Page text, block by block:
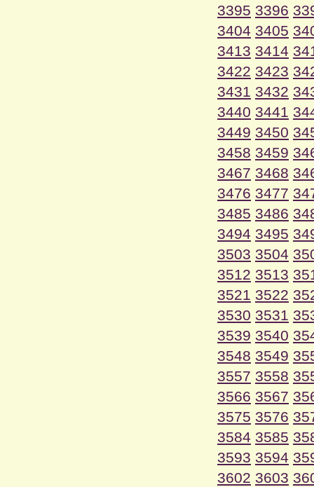
3395 3396
3404 3405
3413 3414
3422 3423
3431 3432
3440 3441
3449 3450
3458 3459
3467 3468
3476 3477
3485 3486
3494 3495
3503 3504
3512 3513
3521 3522
3530 3531
3539 3540
3548 3549
3557 3558
3566 3567
3575 3576
3584 3585
3593 3594
3602 3603